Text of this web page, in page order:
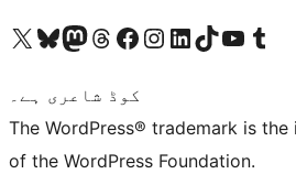
Visit our X (formerly Twitter) account
ہمارے بلیواسکائی اکاؤنٹ پر جائیں
Visit our Mastodon account
ہمارے ٹھریڈز اکاؤنٹ پر جائیں
Visit our Facebook page
Visit our Instagram account
Visit our LinkedIn account
ہمارے ٹک ٹاک اکاؤنٹ پر جائیں
Visit our YouTube
اکاؤنٹ پر جائیں
کوڈ شاعری ہے۔
The WordPress® trademark is
of the WordPress Foundation.